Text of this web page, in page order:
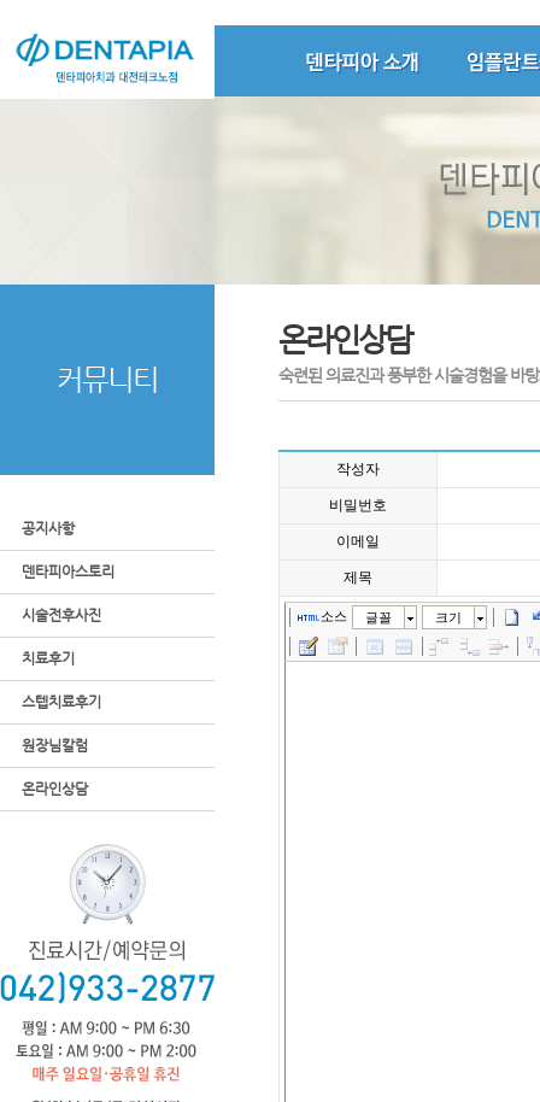
커뮤니티
공지사항
덴타피아스토리
시술전후사진
치료후기
스텝치료후기
원장님칼럼
온라인상담
온라인상담
숙련된 의료진과 풍부한 시술경험을 바
작성자
비밀번호
이메일
제목
소스 글꼴 크기